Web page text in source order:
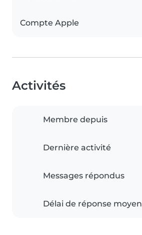
Compte Apple
Activités
Membre depuis
Dernière activité
Messages répondus
Délai de réponse moyen